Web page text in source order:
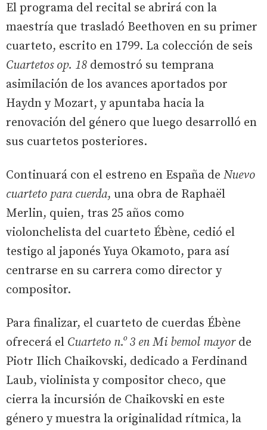
El programa del recital se abrirá con la
maestría que trasladó Beethoven en su primer
cuarteto, escrito en 1799. La colección de seis
Cuartetos op. 18 demostró su temprana
asimilación de los avances aportados por
Haydn y Mozart, y apuntaba hacia la
renovación del género que luego desarrolló en
sus cuartetos posteriores.
Continuará con el estreno en España de Nuevo
cuarteto para cuerda, una obra de Raphaël
Merlin, quien, tras 25 años como
violonchelista del cuarteto Ébène, cedió el
testigo al japonés Yuya Okamoto, para así
centrarse en su carrera como director y
compositor.
Para finalizar, el cuarteto de cuerdas Ébène
ofrecerá el Cuarteto n.º 3 en Mi bemol mayorde
Piotr Ilich Chaikovski, dedicado a Ferdinand
Laub, violinista y compositor checo, que
cierra la incursión de Chaikovski en este
género y muestra la originalidad rítmica, la